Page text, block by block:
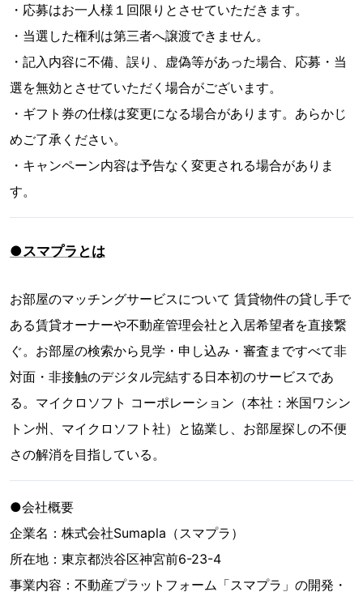
・応募はお一人様１回限りとさせていただきます。
・当選した権利は第三者へ譲渡できません。
・記入内容に不備、誤り、虚偽等があった場合、応募・当
選を無効とさせていただく場合がございます。
・ギフト券の仕様は変更になる場合があります。あらかじ
めご了承ください。
・キャンペーン内容は予告なく変更される場合がありま
す。
●スマプラとは
お部屋のマッチングサービスについて 賃貸物件の貸し手で
ある賃貸オーナーや不動産管理会社と入居希望者を直接繋
ぐ。お部屋の検索から見学・申し込み・審査まですべて非
対面・非接触のデジタル完結する日本初のサービスであ
る。マイクロソフト コーポレーション（本社：米国ワシン
トン州、マイクロソフト社）と協業し、お部屋探しの不便
さの解消を目指している。
●会社概要
企業名：株式会社Sumapla（スマプラ）
所在地：東京都渋谷区神宮前6-23-4
事業内容：不動産プラットフォーム「スマプラ」の開発・